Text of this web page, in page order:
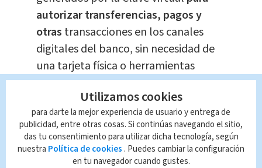
autorizar transferencias, pagos y
otras transacciones en los canales
digitales del banco, sin necesidad de
una tarjeta física o herramientas
externas.
Utilizamos cookies
para darte la mejor experiencia de usuario y entrega de
publicidad, entre otras cosas. Si continúas navegando el sitio,
das tu consentimiento para utilizar dicha tecnología, según
nuestra Política de cookies . Puedes cambiar la configuración
en tu navegador cuando gustes.